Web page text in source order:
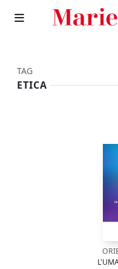
TAG
ETICA